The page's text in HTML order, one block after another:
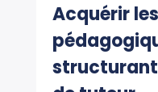
Acquérir